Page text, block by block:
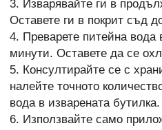
3. Изварявайте ги в
Оставете ги в покрит съд
4. Преварете питейна
минути. Оставете да се
5. Консултирайте се с
налейте точното
вода в изварената бутилка.
6. Използвайте само